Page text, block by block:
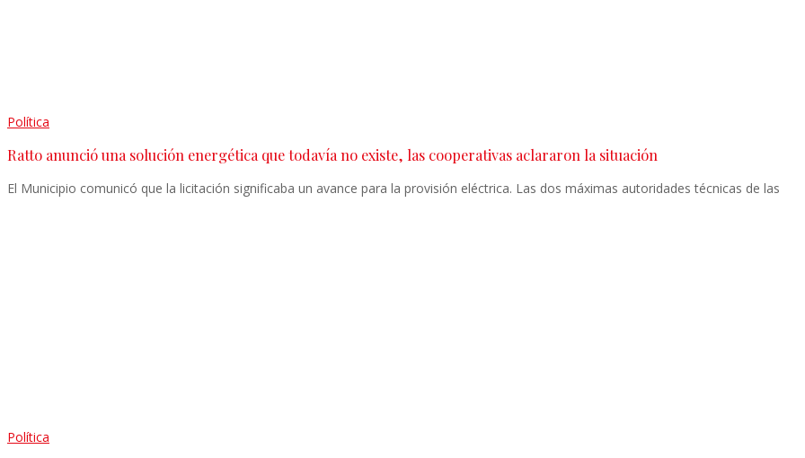
Política
Ratto anunció una solución energética que todavía no existe, las cooperativas aclararon la situación
El Municipio comunicó que la licitación significaba un avance para la provisión eléctrica. Las dos máximas autoridades técnicas de las
Política